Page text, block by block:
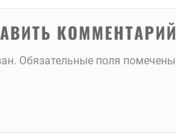
КОММЕНТАРИЙ
Обязательные поля помечены